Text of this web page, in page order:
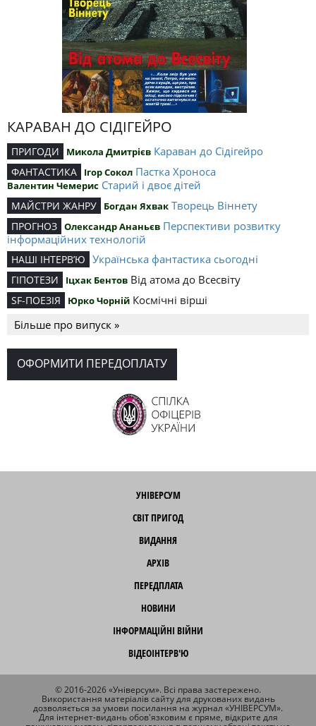
КАРАВАН ДО СІДІГЕЙРО
ПРИГОДИ Микола Дмитрієв Караван до Сідігейро
ФАНТАСТИКА Ігор Сокол Пастка Хроноса
Валентин Чемерис Старий і двоє дітей
МАЙСТРИ ЖАНРУ Богдан Яхвак Творець Віннету
ПРОГНОЗ Олександр Ананьєв Перспективи розвитку
інформаційних технологій
НАШІ ІНТЕРВ’Ю Українська фантастика сьогодні
ГІПОТЕЗИ Іцхак Бентов Від атома до Всесвіту
SF-ПОЕЗІЯ Юрко Чорній Космічні вірші
Більше про випуск »
ОФОРМИТИ ПЕРЕДОПЛАТУ
УНІВЕРСУМ
СВІТ ПРИГОД
ВИДАННЯ
АРХІВ
ПЕРЕДПЛАТА
НОВИНИ
ІНФОРМАЦІЙНІ ВІЙНИ
ВІДЕОІНТЕРВ'Ю
© 2016-2026 «Універсум». Всі права застережено.
Використання матеріалів сайту для друкованих видань
дозволяється за умови посилання на журнал «УНІВЕРСУМ».
Для інтернет-видань обов'язковим є пряме, відкрите для